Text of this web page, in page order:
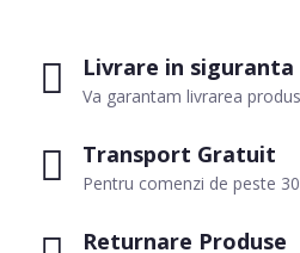
Livrare in siguranta
Va garantam livrarea
Transport Gratuit
Pentru comenzi de peste
Returnare Produse